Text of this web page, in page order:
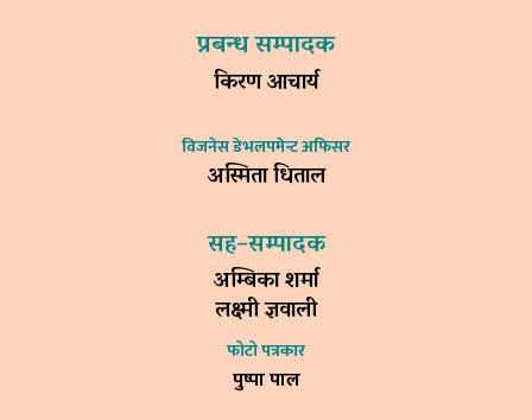
प्रबन्ध सम्पादक
किरण आचार्य
विजनेस डेभलपमेन्ट अफिसर
अस्मिता धिताल
सह–सम्पादक
अम्बिका शर्मा
लक्ष्मी ज्ञवाली
फोटो पत्रकार
पुष्पा पाल